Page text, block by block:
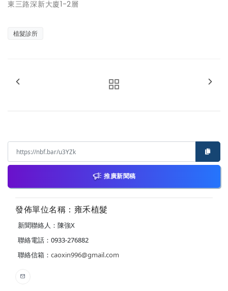
東三路深新大廈1-2層
植髮診所
推廣新聞稿
發佈單位名稱：雍禾植髮
新聞聯絡人：陳強X
聯絡電話：0933-276882
聯絡信箱： caoxin996@gmail.com